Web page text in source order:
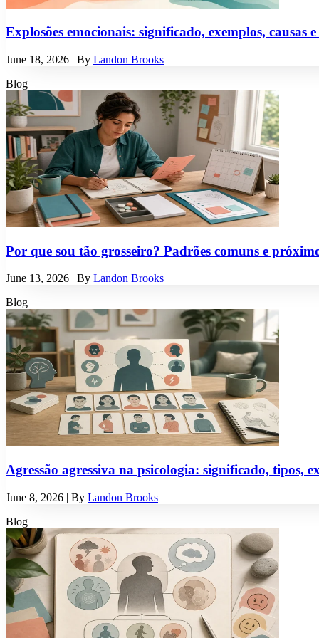
Explosões emocionais: significado, exemplos, causas
June 18, 2026 | By Landon Brooks
Blog
Por que sou tão grosseiro? Padrões comuns e
June 13, 2026 | By Landon Brooks
Blog
Agressão agressiva na psicologia: significado, tipos,
June 8, 2026 | By Landon Brooks
Blog